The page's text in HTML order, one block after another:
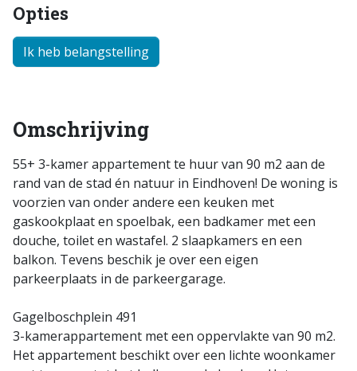
Opties
Ik heb belangstelling
Omschrijving
55+ 3-kamer appartement te huur van 90 m2 aan de
rand van de stad én natuur in Eindhoven! De woning is
voorzien van onder andere een keuken met
gaskookplaat en spoelbak, een badkamer met een
douche, toilet en wastafel. 2 slaapkamers en een
balkon. Tevens beschik je over een eigen
parkeerplaats in de parkeergarage.
Gagelboschplein 491
3-kamerappartement met een oppervlakte van 90 m2.
Het appartement beschikt over een lichte woonkamer